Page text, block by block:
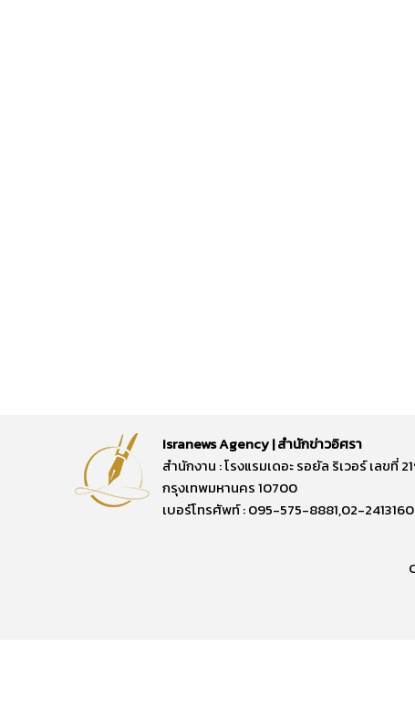
Isranews Agency | สำนักข่าวอิศรา
สำนักงาน : โรงแรมเดอะ รอยัล ริเวอร์ เลข
กรุงเทพมหานคร 10700
เบอร์โทรศัพท์ : 095-575-8881,02-